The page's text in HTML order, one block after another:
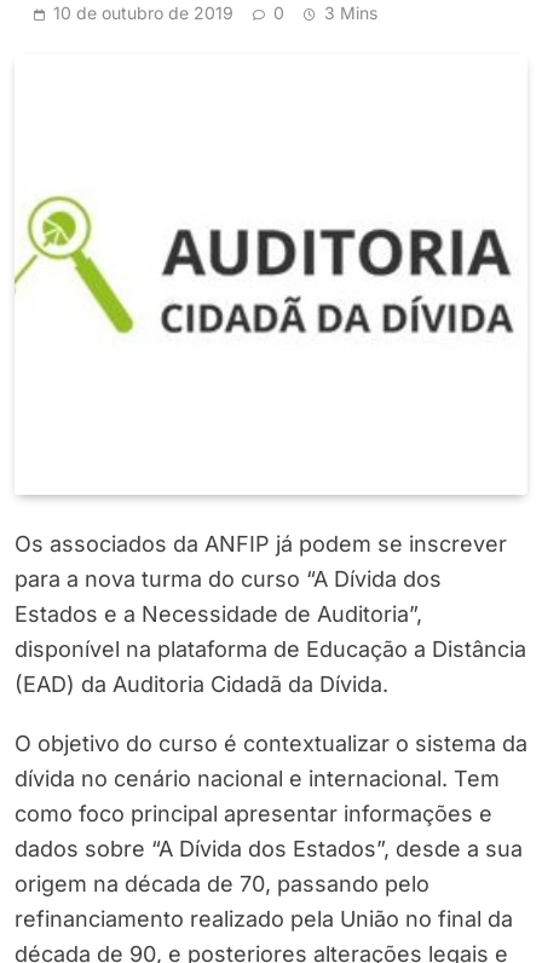
10 de outubro de 2019 0 3 Mins
Os associados da ANFIP já podem se inscrever
para a nova turma do curso “A Dívida dos
Estados e a Necessidade de Auditoria”,
disponível na plataforma de Educação a Distância
(EAD) da Auditoria Cidadã da Dívida.
O objetivo do curso é contextualizar o sistema da
dívida no cenário nacional e internacional. Tem
como foco principal apresentar informações e
dados sobre “A Dívida dos Estados”, desde a sua
origem na década de 70, passando pelo
refinanciamento realizado pela União no final da
década de 90, e posteriores alterações legais e